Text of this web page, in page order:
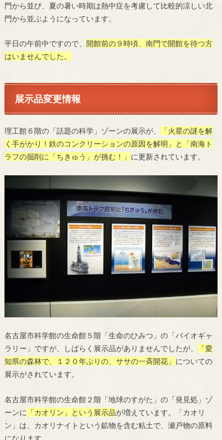
門から並び、夏の暑い時期は熱中症を考慮して比較的涼しい北
門から並ぶようになっています。
平日の午前中ですので、 開館前の９時頃、南門で開館を待つ方
はいませんでした。
展示品変更情報
理工館６階の「話題の科学」ゾーンの展示が、
「火星の謎を解
く手がかり！鉄のコンクリーションの原因を解明」と「南海ト
ラフの掘削に「ちきゅう」が挑む！」 に更新されています。
名古屋市科学館の生命館５階「生命のひみつ」の「バイオギャ
ラリー」ですが、しばらく展示品がありませんでしたが、
「愛
知県の森林で、１２０年ぶりの、ササの一斉開花」 についての
展示がされています。
名古屋市科学館の生命館２階「地球のすがた」の「発見処」ゾ
ーンに
「カオリン」という展示品が増えています。「カオリ
ン」は、カオリナイトという鉱物を含む粘土で、瀬戸物の原料
になります。